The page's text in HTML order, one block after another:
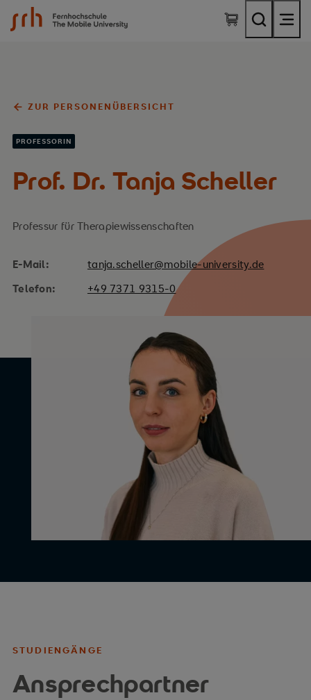
SRH Fernhochschule - The Mobile University
ZUR PERSONENÜBERSICHT
PROFESSORIN
Prof. Dr. Tanja Scheller
Professur für Therapiewissenschaften
E-Mail:
tanja.scheller@mobile-university.de
Telefon:
+49 7371 9315-0
STUDIENGÄNGE
Ansprechpartner